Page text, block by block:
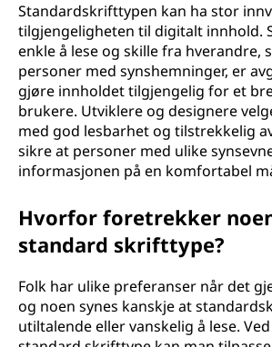
Standardskrifttypen kan ha stor
tilgjengeligheten til digitalt innhold.
enkle å lese og skille fra hverandre,
personer med synshemninger, er
gjøre innholdet tilgjengelig for et
brukere. Utviklere og designere
med god lesbarhet og tilstrekkelig
sikre at personer med ulike
informasjonen på en komfortabel
Hvorfor foretrekker
standard skrifttype?
Folk har ulike preferanser når det
og noen synes kanskje at
utiltalende eller vanskelig å lese.